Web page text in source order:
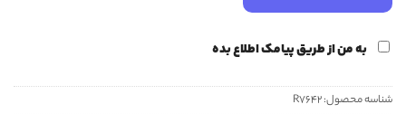
به من از طریق پیامک اطلاع بده
شناسه محصول:R7642